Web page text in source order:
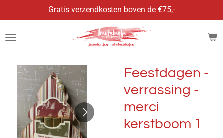
direct
naar
Gratis verzendkosten boven de €75,-
Feestdagen -
verrassing -
merci
kerstboom 1